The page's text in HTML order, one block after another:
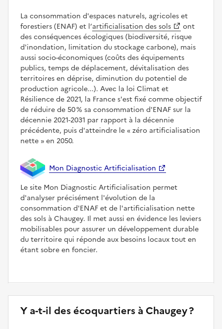
La consommation d'espaces naturels, agricoles et
forestiers (ENAF) et l’artificialisation des sols
ont
des conséquences écologiques (biodiversité, risque
d'inondation, limitation du stockage carbone), mais
aussi socio-économiques (coûts des équipements
publics, temps de déplacement, dévitalisation des
territoires en déprise, diminution du potentiel de
production agricole...). Avec la loi Climat et
Résilience de 2021, la France s'est fixé comme objectif
de réduire de 50 % sa consommation d'ENAF sur la
décennie 2021-2031 par rapport à la décennie
précédente, puis d'atteindre le
zéro artificialisation
nette
en 2050.
Mon Diagnostic Artificialisation
Le site Mon Diagnostic Artificialisation permet
d'analyser précisément l'évolution de la
consommation d'ENAF et de l'artificialisation nette
des sols à Chaugey. Il met aussi en évidence les leviers
mobilisables pour assurer un développement durable
du territoire qui réponde aux besoins locaux tout en
étant sobre en foncier.
Y a-t-il des écoquartiers à Chaugey ?